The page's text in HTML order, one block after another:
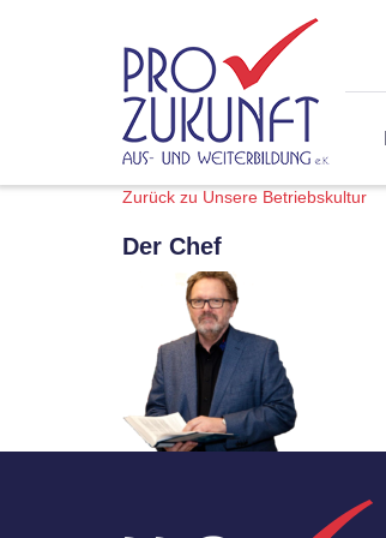
Zurück zu Unsere Betriebskultur
Der Chef